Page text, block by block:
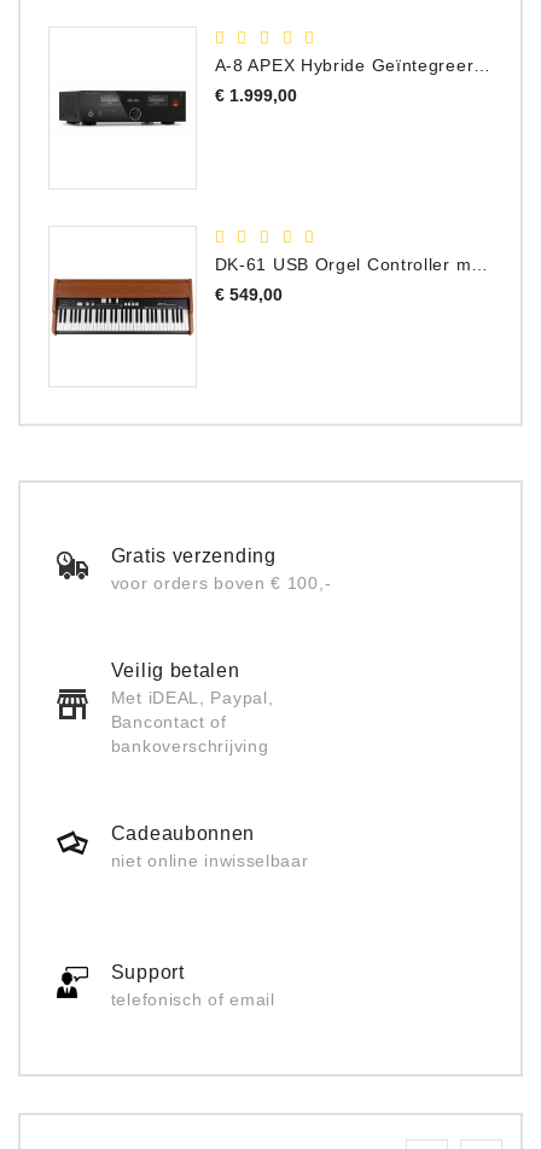
€ 1.999,00Prijs
€ 549,00Prijs
Gratis verzending
voor orders boven € 100,-
Veilig betalen
Met iDEAL, Paypal,
Bancontact of
bankoverschrijving
Cadeaubonnen
niet online inwisselbaar
Support
telefonisch of email